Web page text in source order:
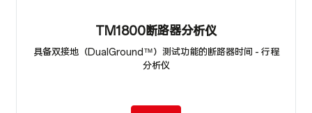
TM1800断路器分析仪
具备双接地（DualGround™）测试功能的断路器时间 - 行程
分析仪